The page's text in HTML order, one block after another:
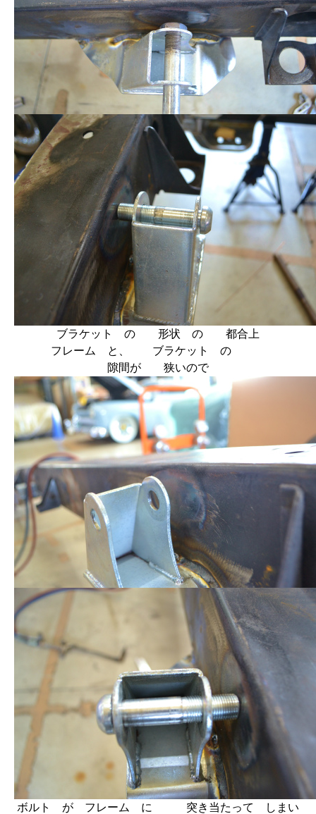
ブラケット の 形状 の 都合上
フレーム と、 ブラケット の
隙間が 狭いので
ボルト が フレーム に 突き当たって しまい